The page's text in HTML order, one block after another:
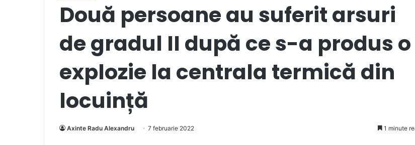
Două persoane au suferit arsuri
de gradul II după ce s-a produs o
explozie la centrala termică din
locuință
Axinte Radu Alexandru 7 februarie 2022 1 minute